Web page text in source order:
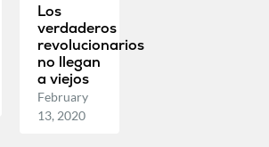
Los
verdaderos
revolucionarios
no llegan
a viejos
February
13, 2020